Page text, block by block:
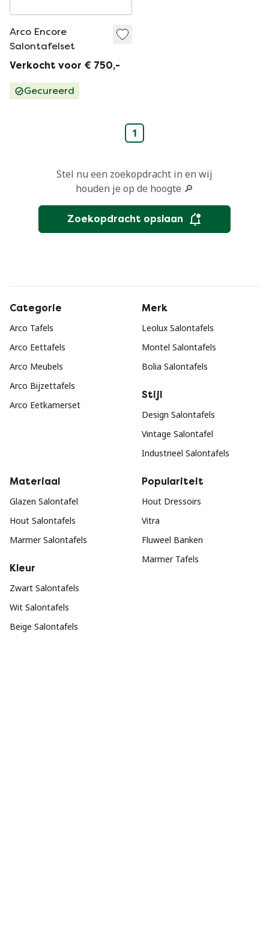
Arco Encore
Salontafelset
Verkocht voor € 750,-
Gecureerd
1
Stel nu een zoekopdracht in en wij
houden je op de hoogte 🔎
Zoekopdracht opslaan
Categorie
Arco Tafels
Arco Eettafels
Arco Meubels
Arco Bijzettafels
Arco Eetkamerset
Merk
Leolux Salontafels
Montel Salontafels
Bolia Salontafels
Stijl
Design Salontafels
Vintage Salontafel
Industrieel Salontafels
Materiaal
Glazen Salontafel
Hout Salontafels
Marmer Salontafels
Kleur
Zwart Salontafels
Wit Salontafels
Beige Salontafels
Populariteit
Hout Dressoirs
Vitra
Fluweel Banken
Marmer Tafels